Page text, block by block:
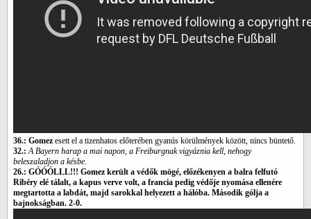
36.: Gomez esett el a tizenhatos előterében gyanús körülmények között, nincs büntető.
32.: A Bayern harap a mai napon, a Freiburgnak vigyáznia kell, nehogy
beleszaladjon a késbe.
26.: GÓÓÓLLL!!! Gomez került a védők mögé, előzékenyen a balra felfutó
Ribéry elé tálalt, a kapus verve volt, a francia pedig védője nyomása ellenére
megtartotta a labdát, majd sarokkal helyezett a hálóba. Második gólja a
bajnokságban. 2-0.